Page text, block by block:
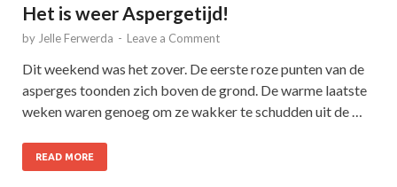
Het is weer Aspergetijd!
by Jelle Ferwerda - Leave a Comment
Dit weekend was het zover. De eerste roze punten van de
asperges toonden zich boven de grond. De warme laatste
weken waren genoeg om ze wakker te schudden uit de …
READ MORE